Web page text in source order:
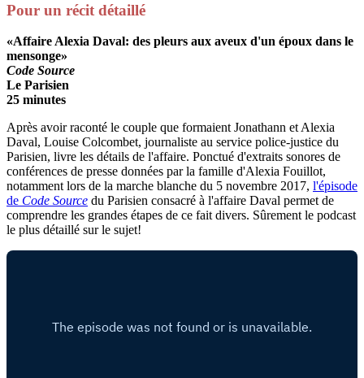
Pour un récit détaillé
«Affaire Alexia Daval: des pleurs aux aveux d'un époux dans le
mensonge»
Code Source
Le Parisien
25 minutes
Après avoir raconté le couple que formaient Jonathann et Alexia
Daval, Louise Colcombet, journaliste au service police-justice du
Parisien, livre les détails de l'affaire. Ponctué d'extraits sonores de
conférences de presse données par la famille d'Alexia Fouillot,
notamment lors de la marche blanche du 5 novembre 2017, l'épisode
de Code Source du Parisien consacré à l'affaire Daval permet de
comprendre les grandes étapes de ce fait divers. Sûrement le podcast
le plus détaillé sur le sujet!